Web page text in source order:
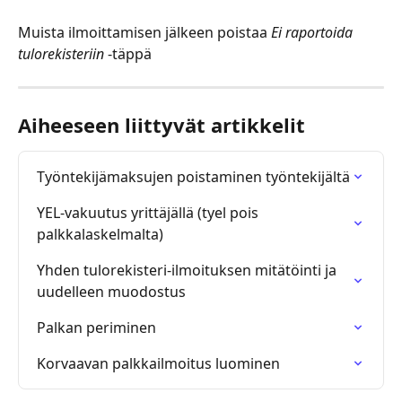
Muista ilmoittamisen jälkeen poistaa Ei raportoida
tulorekisteriin -täppä
Aiheeseen liittyvät artikkelit
Työntekijämaksujen poistaminen työntekijältä
YEL-vakuutus yrittäjällä (tyel pois
palkkalaskelmalta)
Yhden tulorekisteri-ilmoituksen mitätöinti ja
uudelleen muodostus
Palkan periminen
Korvaavan palkkailmoitus luominen